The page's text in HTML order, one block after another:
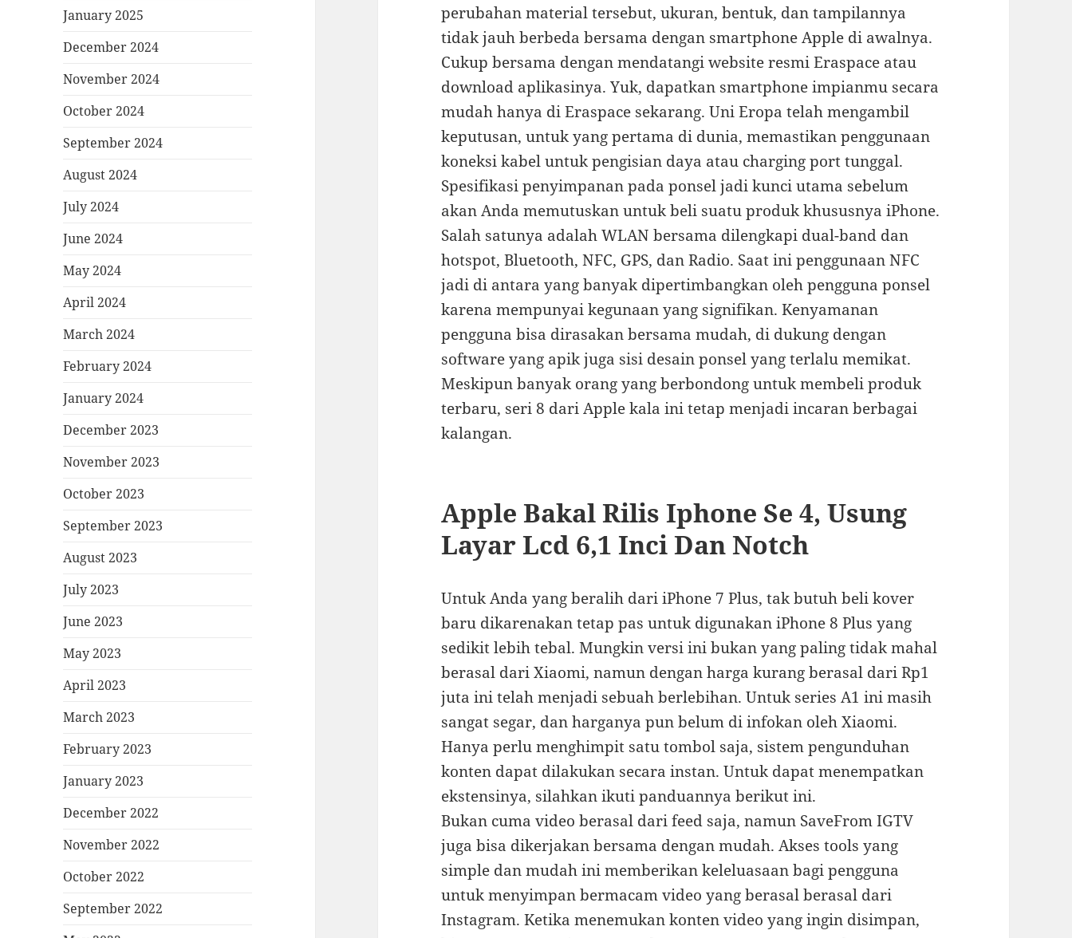
January 2025
December 2024
November 2024
October 2024
September 2024
August 2024
July 2024
June 2024
May 2024
April 2024
March 2024
February 2024
January 2024
December 2023
November 2023
October 2023
September 2023
August 2023
July 2023
June 2023
May 2023
April 2023
March 2023
February 2023
January 2023
December 2022
November 2022
October 2022
September 2022
perubahan material tersebut, ukuran, bentuk, dan tampilannya
tidak jauh berbeda bersama dengan smartphone Apple di awalnya.
Cukup bersama dengan mendatangi website resmi Eraspace atau
download aplikasinya. Yuk, dapatkan smartphone impianmu secara
mudah hanya di Eraspace sekarang. Uni Eropa telah mengambil
keputusan, untuk yang pertama di dunia, memastikan penggunaan
koneksi kabel untuk pengisian daya atau charging port tunggal.
Spesifikasi penyimpanan pada ponsel jadi kunci utama sebelum
akan Anda memutuskan untuk beli suatu produk khususnya iPhone.
Salah satunya adalah WLAN bersama dilengkapi dual-band dan
hotspot, Bluetooth, NFC, GPS, dan Radio. Saat ini penggunaan NFC
jadi di antara yang banyak dipertimbangkan oleh pengguna ponsel
karena mempunyai kegunaan yang signifikan. Kenyamanan
pengguna bisa dirasakan bersama mudah, di dukung dengan
software yang apik juga sisi desain ponsel yang terlalu memikat.
Meskipun banyak orang yang berbondong untuk membeli produk
terbaru, seri 8 dari Apple kala ini tetap menjadi incaran berbagai
kalangan.
Apple Bakal Rilis Iphone Se 4, Usung
Layar Lcd 6,1 Inci Dan Notch
Untuk Anda yang beralih dari iPhone 7 Plus, tak butuh beli kover
baru dikarenakan tetap pas untuk digunakan iPhone 8 Plus yang
sedikit lebih tebal. Mungkin versi ini bukan yang paling tidak mahal
berasal dari Xiaomi, namun dengan harga kurang berasal dari Rp1
juta ini telah menjadi sebuah berlebihan. Untuk series A1 ini masih
sangat segar, dan harganya pun belum di infokan oleh Xiaomi.
Hanya perlu menghimpit satu tombol saja, sistem pengunduhan
konten dapat dilakukan secara instan. Untuk dapat menempatkan
ekstensinya, silahkan ikuti panduannya berikut ini.
Bukan cuma video berasal dari feed saja, namun SaveFrom IGTV
juga bisa dikerjakan bersama dengan mudah. Akses tools yang
simple dan mudah ini memberikan keleluasaan bagi pengguna
untuk menyimpan bermacam video yang berasal berasal dari
Instagram. Ketika menemukan konten video yang ingin disimpan,